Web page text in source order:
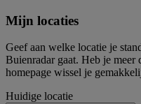
Mijn locaties
Geef aan welke locatie je
Buienradar gaat. Heb je meer
homepage wissel je
Huidige locatie